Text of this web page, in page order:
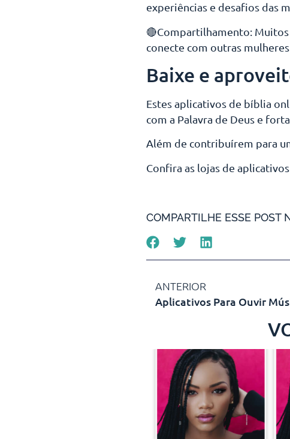
experiências e desafios das
🔴Compartilhamento: Muitos
conecte com outras
Baixe e
Estes aplicativos de bíblia
com a Palavra de Deus e
Além de contribuírem para
Confira as lojas de
COMPARTILHE ESSE POST
ANTERIOR